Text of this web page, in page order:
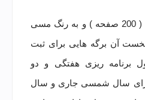
این محصول 100 برگ ( 200 صفحه ) و به رنگ مسی
آن برگه هایی برای ثبت
برنامه ریزی هفتگی و دو
برای سال شمسی جاری و سال